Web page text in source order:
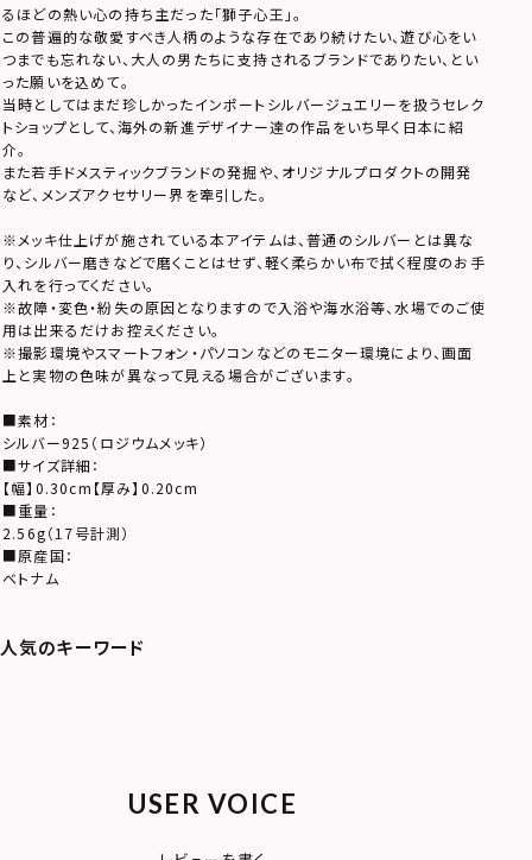
るほどの熱い心の持ち主だった「獅子心王」。
この普遍的な敬愛すべき人柄のような存在であり続けたい、遊び心をい
つまでも忘れない、大人の男たちに支持されるブランドでありたい、とい
った願いを込めて。
当時としてはまだ珍しかったインポートシルバージュエリーを扱うセレク
トショップとして、海外の新進デザイナー達の作品をいち早く日本に紹
介。
また若手ドメスティックブランドの発掘や、オリジナルプロダクトの開発
など、メンズアクセサリー界を牽引した。
※メッキ仕上げが施されている本アイテムは、普通のシルバーとは異な
り、シルバー磨きなどで磨くことはせず、軽く柔らかい布で拭く程度のお手
入れを行ってください。
※故障・変色・紛失の原因となりますので入浴や海水浴等、水場でのご使
用は出来るだけお控えください。
※撮影環境やスマートフォン・パソコンなどのモニター環境により、画面
上と実物の色味が異なって見える場合がございます。
■素材：
シルバー925（ロジウムメッキ）
■サイズ詳細：
【幅】0.30cm【厚み】0.20cm
■重量：
2.56g（17号計測）
■原産国：
ベトナム
USER VOICE